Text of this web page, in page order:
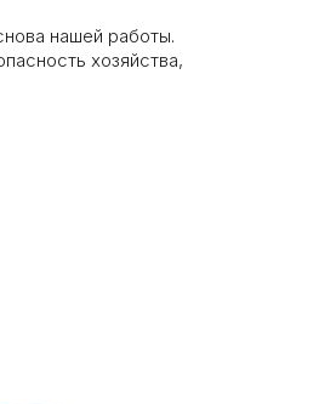
нашей работы.
хозяйства,